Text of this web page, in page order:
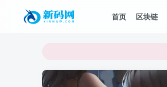
首页 区块链